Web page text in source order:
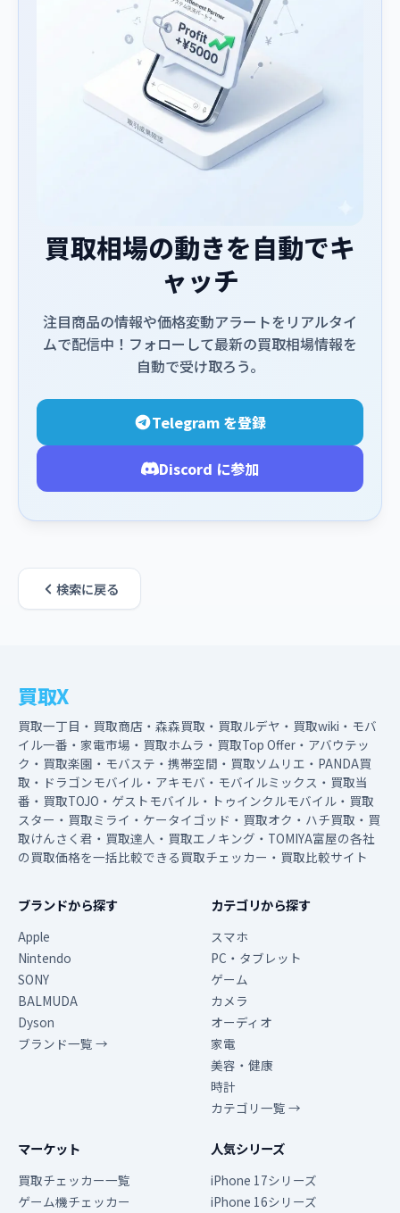
買取相場の動きを自動でキ
ャッチ
注目商品の情報や価格変動アラートをリアルタイ
ムで配信中！フォローして最新の買取相場情報を
自動で受け取ろう。
Telegram を登録
Discord に参加
検索に戻る
買取X
買取一丁目・買取商店・森森買取・買取ルデヤ・買取wiki・モバ
イル一番・家電市場・買取ホムラ・買取Top Offer・アバウテッ
ク・買取楽園・モバステ・携帯空間・買取ソムリエ・PANDA買
取・ドラゴンモバイル・アキモバ・モバイルミックス・買取当
番・買取TOJO・ゲストモバイル・トゥインクルモバイル・買取
スター・買取ミライ・ケータイゴッド・買取オク・ハチ買取・買
取けんさく君・買取達人・買取エノキング・TOMIYA富屋の各社
の買取価格を一括比較できる買取チェッカー・買取比較サイト
ブランドから探す
Apple
Nintendo
SONY
BALMUDA
Dyson
ブランド一覧 →
カテゴリから探す
スマホ
PC・タブレット
ゲーム
カメラ
オーディオ
家電
美容・健康
時計
カテゴリ一覧 →
マーケット
買取チェッカー一覧
ゲーム機チェッカー
人気シリーズ
iPhone 17シリーズ
iPhone 16シリーズ